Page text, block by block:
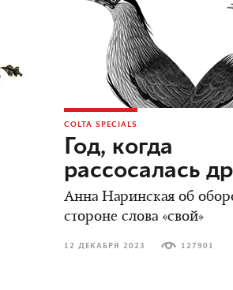
COLTA SPECIALS
Год, когда
рассосалась
Анна Наринская об
стороне слова «свой»
12 ДЕКАБРЯ 2023 127901